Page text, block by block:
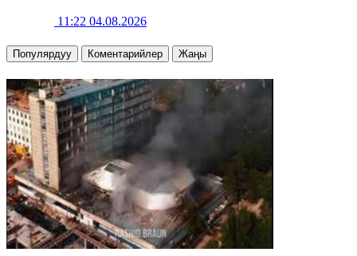
11:22 04.08.2026
Популярдуу Коментарийлер Жаңы